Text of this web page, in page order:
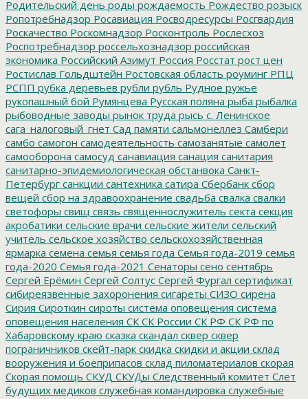
Родительский день роды рождаемость Рождество розыск
Ропотребнадзор Росавиация Росводресурсы Росгвардия
Роскачество Роскомнадзор Росконтроль Рослесхоз
Роспотребнадзор россельхознадзор российская
экономика Российский Азимут Россия Росстат рост цен
Ростислав Гольдштейн Ростовская область роуминг РПЦ
РСПП рубка деревьев рубли рубль Рудное ружье
рукопашный бой Румянцева Русская поляна рыба рыбалка
рыбоводные заводы рынок труда рысь с. Ленинское
сага_налоговый_гнет Сад памяти сальмонеллез Самбери
самбо самогон самодеятельность самозанятые самолет
самооборона самосуд санавиация санация санитария
санитарно-эпидемиологическая обстанвока Санкт-
Петербург санкции сантехника сатира Сбербанк сбор
вещей сбор на здравоохранение свадьба свалка свалки
светофоры свищ связь священнослужитель секта секция
акробатики сельские врачи сельские жители сельский
учитель сельское хозяйство сельскохозяйственная
ярмарка семена семья семья года Семья года-2019 семья
года-2020 Семья года-2021 Сенаторы сено сентябрь
Сергей Ерёмин Сергей Солтус Сергей Фургал сертификат
сибиреязвенные захоронения сигареты СИЗО сирена
Сирия Сироткин сироты система оповещения система
оповещения населения СК СК России СК РФ СК РФ по
Хабаровскому краю сказка скандал сквер сквер
пограничников скейт-парк скидка скидки и акции склад
вооружения и боеприпасов склад пиломатериалов скорая
Скорая помощь СКУД СКУДы Следственный комитет Слет
будущих медиков служебная командировка служебные